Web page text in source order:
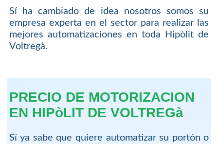
Sí ha cambiado de idea nosotros somos su
empresa experta en el sector para realizar las
mejores automatizaciones en toda Hipòlit de
Voltregà.
PRECIO DE MOTORIZACION
EN HIPòLIT DE VOLTREGà
Sí ya sabe que quiere automatizar su portón o